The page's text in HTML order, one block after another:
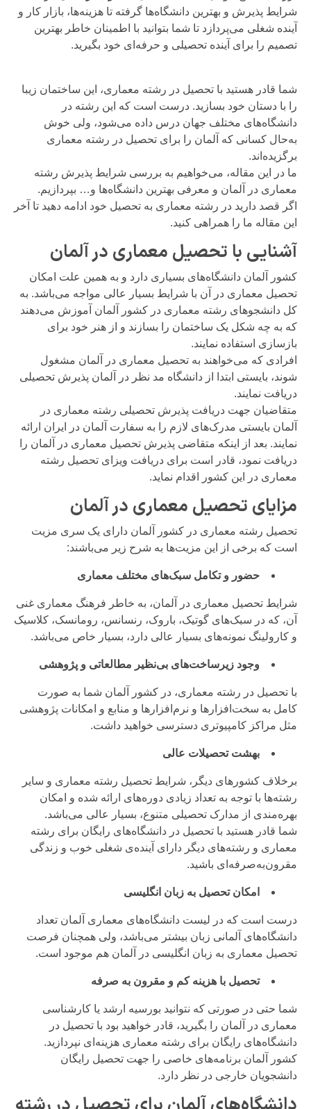
شرایط پذیرش و بهترین دانشگاه‌ها گرفته تا هزینه‌ها، بازار کار و
آینده شغلی می‌پردازد تا شما بتوانید با اطمینان خاطر بهترین
تصمیم را برای آینده تحصیلی و حرفه‌ای خود بگیرید.
شما قادر هستید با تحصیل در رشته معماری، این ساختمان زیبا
را با دستان خود بسازید. درست است که این رشته در
دانشگاه‌های مختلف جهان درس داده می‌شود، ولی خوش
به‌حال کسانی که آلمان را برای تحصیل در رشته معماری
برگزیده‌اند.
ما در این مقاله، می‌خواهیم به بررسی شرایط پذیرش رشته
معماری در آلمان و معرفی بهترین دانشگاه‌ها و… بپردازیم.
اگر قصد دارید در رشته معماری به تحصیل خود ادامه دهید تا آخر
این مقاله ما را همراهی کنید.
آشنایی با تحصیل معماری در آلمان
کشور آلمان دانشگاه‌های بسیاری دارد و به همین علت امکان
تحصیل معماری در آن با شرایط بسیار عالی مواجه می‌باشد. به
کل دانشجو‌های رشته معماری در کشور آلمان آموزش می‌دهند
که به چه شکل یک ساختمان را بسازند و از هنر خود برای
بازسازی استفاده نمایند.
افرادی که می‌خواهند به تحصیل معماری در آلمان مشغول
شوند، بایستی ابتدا از دانشگاه مد نظر در آلمان پذیرش تحصیلی
دریافت نمایند.
متقاضیان جهت دریافت پذیرش تحصیلی رشته معماری در
آلمان بایستی مدر‌ک‌های لازم را به سفارت آلمان در ایران ارائه
نمایند. بعد از اینکه متقاضی پذیرش تحصیل معماری در آلمان را
دریافت نمود، قادر است برای دریافت ویزای تحصیل رشته
معماری در این کشور اقدام نماید.
مزایای تحصیل معماری در آلمان
تحصیل رشته معماری در کشور آلمان دارای یک سری مزیت
است که برخی از این مزیت‌ها به شرح زیر می‌باشند:
حضور و تکامل سبک‌های مختلف معماری
شرایط تحصیل معماری در آلمان، به خاطر فرهنگ معماری غنی
آن، که در سبک‌های گوتیک، باروک، رنسانس، رومانسک، کلاسیک
و کارولینگ نمونه‌های بسیار عالی دارد، بسیار خاص می‌باشد.
وجود زیرساخت‌های بی‌نظیر مطالعاتی و پژوهشی
با تحصیل در رشته معماری، در کشور آلمان شما به صورت
کامل به سخت‌افزارها و نرم‌افزارها و منابع و امکانات پژوهشی
مثل مراکز کامپیوتری دسترسی خواهید داشت.
بهشت تحصیلات عالی
برخلاف کشورهای دیگر، شرایط تحصیل رشته معماری و سایر
رشته‌ها با توجه به تعداد زیادی دوره‌های ارائه شده و امکان
بهره‌مندی از مدارک تحصیلی متنوع، بسیار عالی می‌باشد.
شما قادر هستید با تحصیل در دانشگاه‌های رایگان برای رشته
معماری و رشته‌های دیگر دارای آینده‌ی شغلی خوب و زندگی
مقرون‌به‌صرفه‌ای باشید.
امکان تحصیل به زبان انگلیسی
درست است که در لیست دانشگاه‌های معماری آلمان تعداد
دانشگاه‌های آلمانی‌ زبان بیشتر می‌باشد، ولی همچنان فرصت
تحصیل معماری به زبان انگلیسی در آلمان هم موجود است.
تحصیل با هزینه کم و مقرون به صرفه
شما حتی در صورتی که نتوانید بورسیه ارشد یا کارشناسی
معماری در آلمان را بگیرید، قادر خواهید بود با تحصیل در
دانشگاه‌های رایگان برای رشته معماری هزینه‌ای نپردازید.
کشور آلمان برنامه‌های خاصی را جهت تحصیل رایگان
دانشجویان خارجی در نظر دارد.